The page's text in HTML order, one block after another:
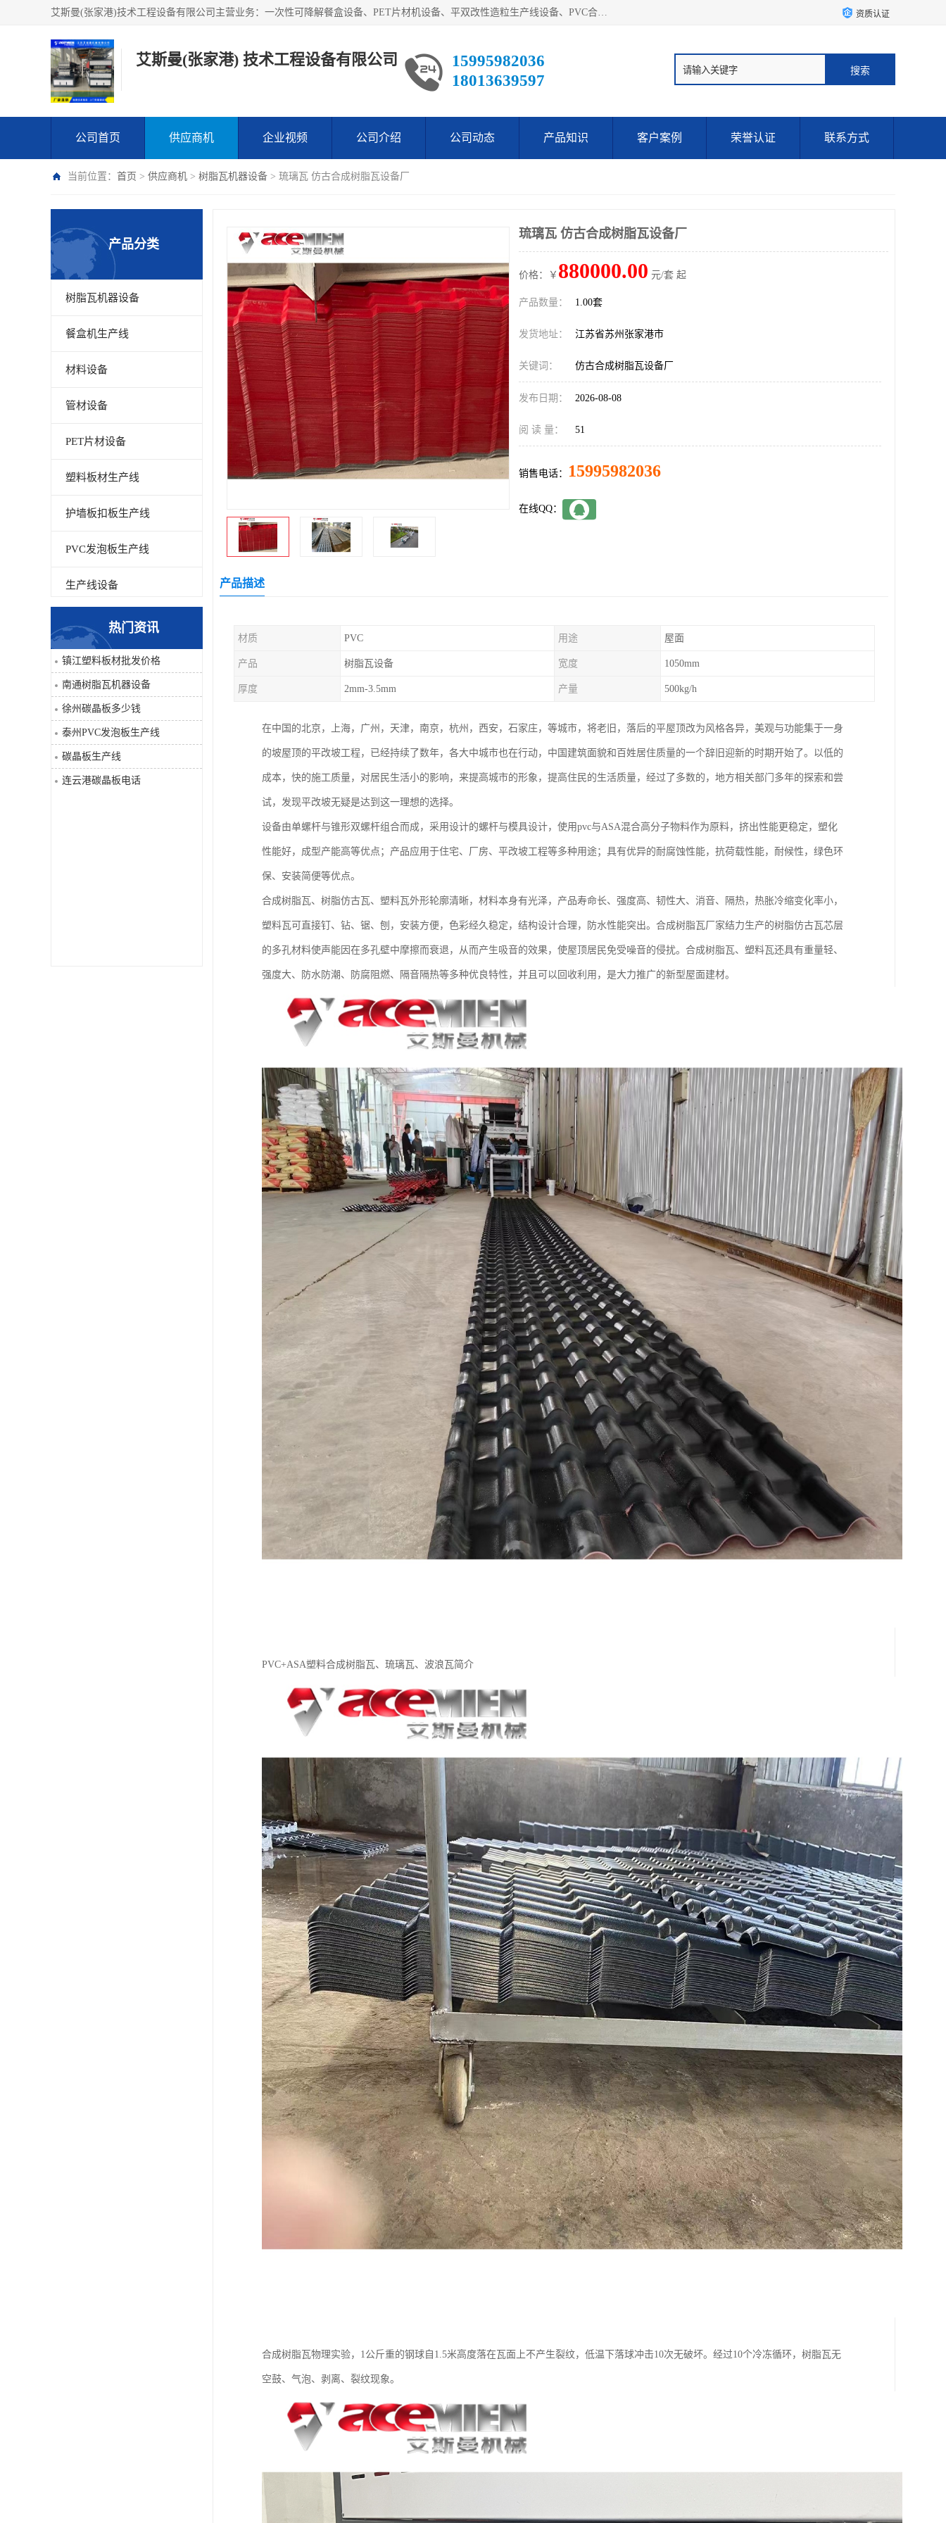
艾斯曼(张家港)技术工程设备有限公司主营业务：一次性可降解餐盒设备、PET片材机设备、平双改性造粒生产线设备、PVC合成树脂瓦设备、PP中空建筑模板设备、PVC管材设备等。成立至今，在国内我们的产品已经销售到全国所有省份，拥有多家客户，在国外产品出口到五十多个国家和地区。 资质认证
艾斯曼(张家港) 技术工程设备有限公司
15995982036
18013639597
公司首页 供应商机 企业视频 公司介绍 公司动态 产品知识 客户案例 荣誉认证 联系方式
当前位置： 首页 > 供应商机 > 树脂瓦机器设备 > 琉璃瓦 仿古合成树脂瓦设备厂
产品分类
树脂瓦机器设备
餐盒机生产线
材料设备
管材设备
PET片材设备
塑料板材生产线
护墙板扣板生产线
PVC发泡板生产线
生产线设备
碳晶板生产线
PVC仿大理石板生产线
热门资讯
镇江塑料板材批发价格
南通树脂瓦机器设备
徐州碳晶板多少钱
泰州PVC发泡板生产线
碳晶板生产线
连云港碳晶板电话
琉璃瓦 仿古合成树脂瓦设备厂
价格：￥ 880000.00 元/套 起
产品数量： 1.00套
发货地址： 江苏省苏州张家港市
关键词： 仿古合成树脂瓦设备厂
发布日期： 2026-08-08
阅 读 量： 51
销售电话： 15995982036
在线QQ：
产品描述
材质 PVC 用途 屋面
产品 树脂瓦设备 宽度 1050mm
厚度 2mm-3.5mm 产量 500kg/h
在中国的北京，上海，广州，天津，南京，杭州，西安，石家庄，等城市，将老旧，落后的平屋顶改为风格各异，美观与功能集于一身
的坡屋顶的平改坡工程，已经持续了数年，各大中城市也在行动，中国建筑面貌和百姓居住质量的一个辞旧迎新的时期开始了。以低的
成本，快的施工质量，对居民生活小的影响，来提高城市的形象，提高住民的生活质量，经过了多数的，地方相关部门多年的探索和尝
试，发现平改坡无疑是达到这一理想的选择。
设备由单螺杆与锥形双螺杆组合而成，采用设计的螺杆与模具设计，使用pvc与ASA混合高分子物料作为原料，挤出性能更稳定，塑化
性能好，成型产能高等优点；产品应用于住宅、厂房、平改坡工程等多种用途；具有优异的耐腐蚀性能，抗荷载性能，耐候性，绿色环
保、安装简便等优点。
合成树脂瓦、树脂仿古瓦、塑料瓦外形轮廓清晰，材料本身有光泽，产品寿命长、强度高、韧性大、消音、隔热，热胀冷缩变化率小，
塑料瓦可直接钉、钻、锯、刨，安装方便，色彩经久稳定，结构设计合理，防水性能突出。合成树脂瓦厂家结力生产的树脂仿古瓦芯层
的多孔材料使声能因在多孔壁中摩擦而衰退，从而产生吸音的效果，使屋顶居民免受噪音的侵扰。合成树脂瓦、塑料瓦还具有重量轻、
强度大、防水防潮、防腐阻燃、隔音隔热等多种优良特性，并且可以回收利用，是大力推广的新型屋面建材。
PVC+ASA塑料合成树脂瓦、琉璃瓦、波浪瓦简介
合成树脂瓦物理实验，1公斤重的钢球自1.5米高度落在瓦面上不产生裂纹，低温下落球冲击10次无破坏。经过10个冷冻循环，树脂瓦无
空鼓、气泡、剥离、裂纹现象。